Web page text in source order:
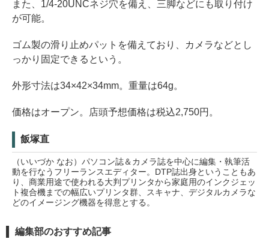
また、1/4-20UNCネジ穴を備え、三脚などにも取り付け
が可能。
ゴム製の滑り止めパットを備えており、カメラなどとし
っかり固定できるという。
外形寸法は34×42×34mm。重量は64g。
価格はオープン。店頭予想価格は税込2,750円。
飯塚直
（いいづか なお）パソコン誌＆カメラ誌を中心に編集・執筆活
動を行なうフリーランスエディター。DTP誌出身ということもあ
り、商業用途で使われる大判プリンタから家庭用のインクジェッ
ト複合機までの幅広いプリンタ群、スキャナ、デジタルカメラな
どのイメージング機器を得意とする。
編集部のおすすめ記事